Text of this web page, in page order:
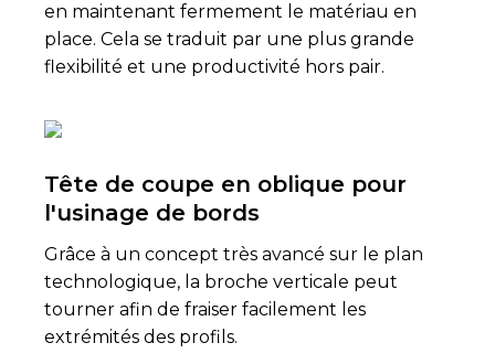
en maintenant fermement le matériau en
place. Cela se traduit par une plus grande
flexibilité et une productivité hors pair.
Tête de coupe en oblique pour
l'usinage de bords
Grâce à un concept très avancé sur le plan
technologique, la broche verticale peut
tourner afin de fraiser facilement les
extrémités des profils.